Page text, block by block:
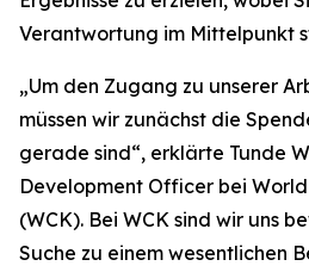
Verantwortung im Mittelpunkt
„Um den Zugang zu unserer
müssen wir zunächst die
gerade sind“, erklärte Tunde
Development Officer bei
(WCK). Bei WCK sind wir uns
Suche zu einem wesentlichen